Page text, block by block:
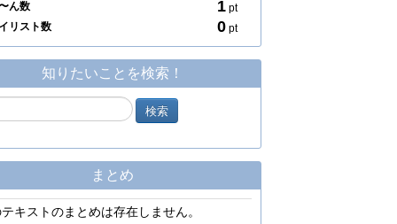
ん数
1 pt
リスト数
0 pt
知りたいことを検索！
まとめ
テキストのまとめは存在しません。